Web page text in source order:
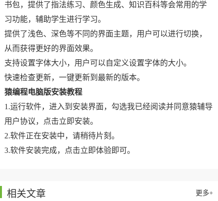
书包，提供了指法练习、颜色生成、知识百科等会常用的学
习功能，辅助学生进行学习。
提供了浅色、深色等不同的界面主题，用户可以进行切换，
从而获得更好的界面效果。
支持设置字体大小，用户可以自定义设置字体的大小。
快速检查更新，一键更新到最新的版本。
猿编程电脑版安装教程
1.运行软件，进入到安装界面，勾选我已经阅读并同意猿辅导
用户协议，点击立即安装。
2.软件正在安装中，请稍待片刻。
3.软件安装完成，点击立即体验即可。
相关文章 更多+